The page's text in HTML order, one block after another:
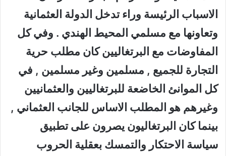
الاسباب الرئيسة وراء تدخل الدولة العثمانية
وتعاونها مع مسلمي المحيط الهندي . وفي كل
المفاوضات مع البرتغاليين كان مطلب حرية
التجارة للجميع , مسلمين وغير مسلمين , في
كل الموانئ الخاضعة للبرتغاليين والعثمانيين
وغيرهم هو المطلب الاساس للجانب العثماني ,
بينما كان البرتغاليون يصرون على تطبيق
سياسة الاحتكار والتمسك بعقلية الحروب